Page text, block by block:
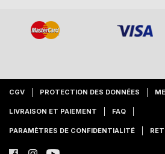
CGV PROTECTION DES DONNÉES
LIVRAISON ET PAIEMENT FAQ
PARAMÈTRES DE CONFIDENTIALITÉ